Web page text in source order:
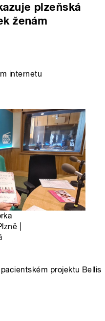
plzeňská
ženám
internetu
|
projektu Bellis